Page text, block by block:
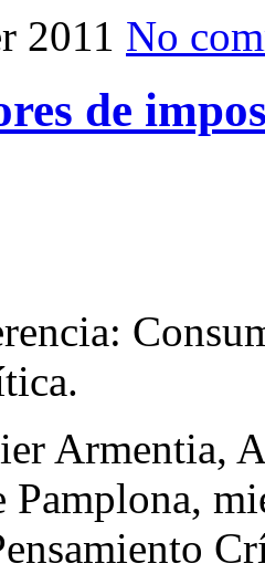
2011 No
de
Armentia,
Pamplona,